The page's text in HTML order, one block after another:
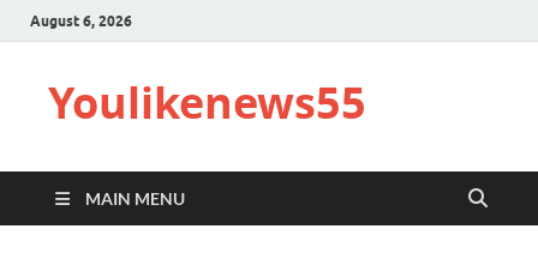
August 6, 2026
Youlikenews55
MAIN MENU